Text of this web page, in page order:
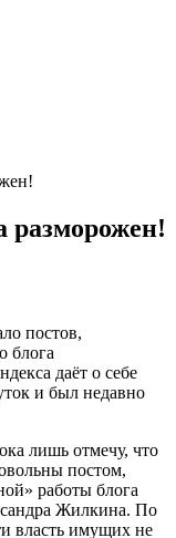
разморожен!
постов,
блога
даёт о себе
и был недавно
лишь отмечу, что
постом,
работы блога
Жилкина. По
власть имущих не